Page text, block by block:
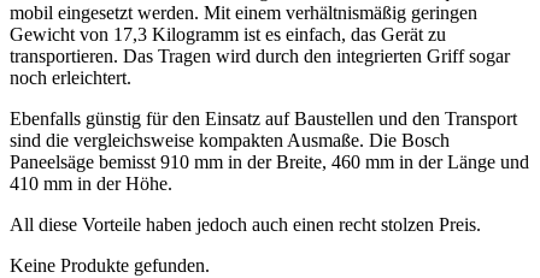
mobil eingesetzt werden. Mit einem verhältnismäßig geringen
Gewicht von 17,3 Kilogramm ist es einfach, das Gerät zu
transportieren. Das Tragen wird durch den integrierten Griff sogar
noch erleichtert.
Ebenfalls günstig für den Einsatz auf Baustellen und den Transport
sind die vergleichsweise kompakten Ausmaße. Die Bosch
Paneelsäge bemisst 910 mm in der Breite, 460 mm in der Länge und
410 mm in der Höhe.
All diese Vorteile haben jedoch auch einen recht stolzen Preis.
Keine Produkte gefunden.